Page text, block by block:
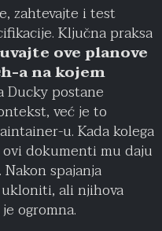
zahtevajte i test
Ključna praksa
ove planove
a na kojem
Ducky postane
već je to
u. Kada kolega
dokumenti mu daju
spajanja
ali njihova
ogromna.